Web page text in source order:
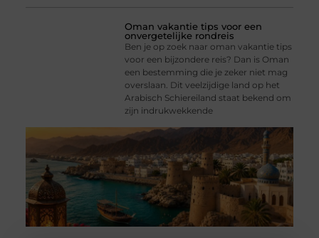
Oman vakantie tips voor een
onvergetelijke rondreis
Ben je op zoek naar oman vakantie tips
voor een bijzondere reis? Dan is Oman
een bestemming die je zeker niet mag
overslaan. Dit veelzijdige land op het
Arabisch Schiereiland staat bekend om
zijn indrukwekkende